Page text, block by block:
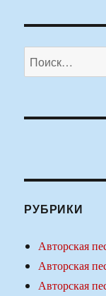
Искать:
РУБРИКИ
Авторская
Авторская
Авторская